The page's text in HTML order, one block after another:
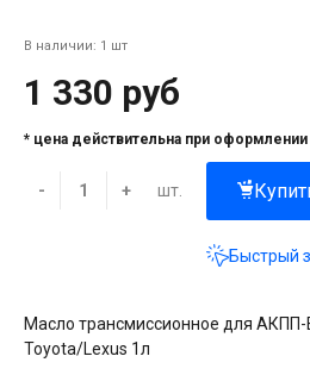
В наличии: 1 шт
1 330 руб
* цена действительна при оформлении
- + шт.
Быстрый
Масло трансмиссионное для АКПП-
Toyota/Lexus 1л